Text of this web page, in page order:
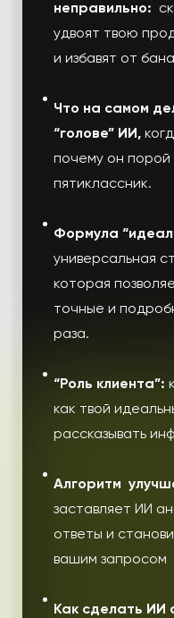
неправильно:
удвоят твою
и избавят от
Что на самом
“голове” ИИ,
почему он порой
пятиклассник.
Формула
универсальная
которая
точные и
раза.
“Роль клиента”:
как твой
рассказывать
Алгоритм
заставляет ИИ
ответы и
вашим запросом
Как сделать ИИ